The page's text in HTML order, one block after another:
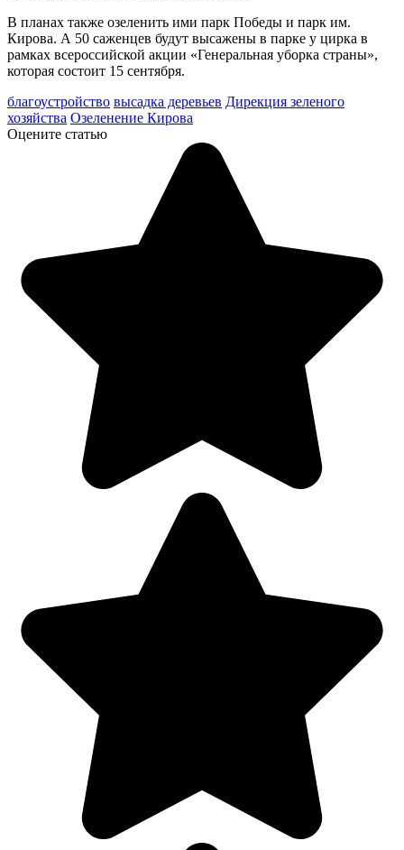
В планах также озеленить ими парк Победы и парк им.
Кирова. А 50 саженцев будут высажены в парке у цирка в
рамках всероссийской акции «Генеральная уборка страны»,
которая состоит 15 сентября.
благоустройство высадка деревьев Дирекция зеленого
хозяйства Озеленение Кирова
Оцените статью